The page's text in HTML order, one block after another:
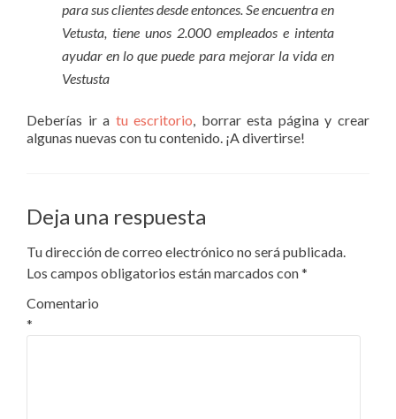
para sus clientes desde entonces. Se encuentra en
Vetusta, tiene unos 2.000 empleados e intenta
ayudar en lo que puede para mejorar la vida en
Vestusta
Deberías ir a tu escritorio, borrar esta página y crear
algunas nuevas con tu contenido. ¡A divertirse!
Deja una respuesta
Tu dirección de correo electrónico no será publicada.
Los campos obligatorios están marcados con*
Comentario
*